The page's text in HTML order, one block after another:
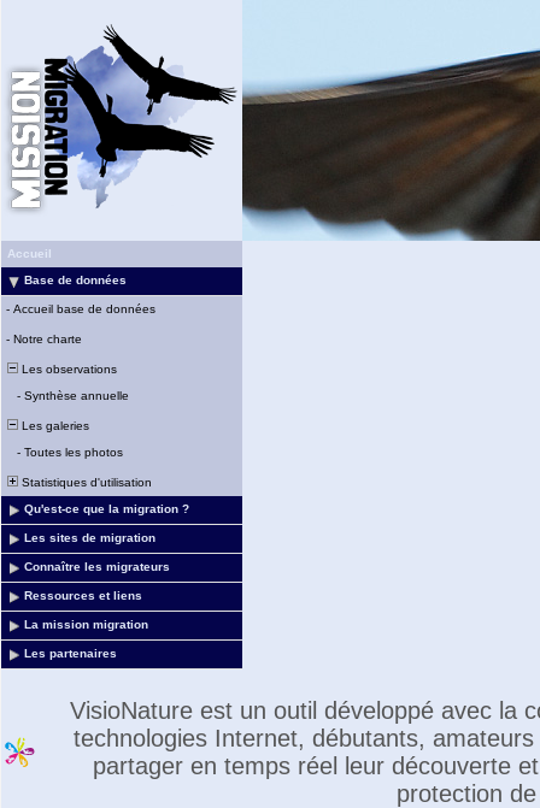
Accueil
Base de données
- Accueil base de données
- Notre charte
Les observations
- Synthèse annuelle
Les galeries
- Toutes les photos
Statistiques d'utilisation
Qu'est-ce que la migration ?
Les sites de migration
Connaître les migrateurs
Ressources et liens
La mission migration
Les partenaires
VisioNature est un outil développé avec la
technologies Internet, débutants,
partager en temps réel leur découverte
protection